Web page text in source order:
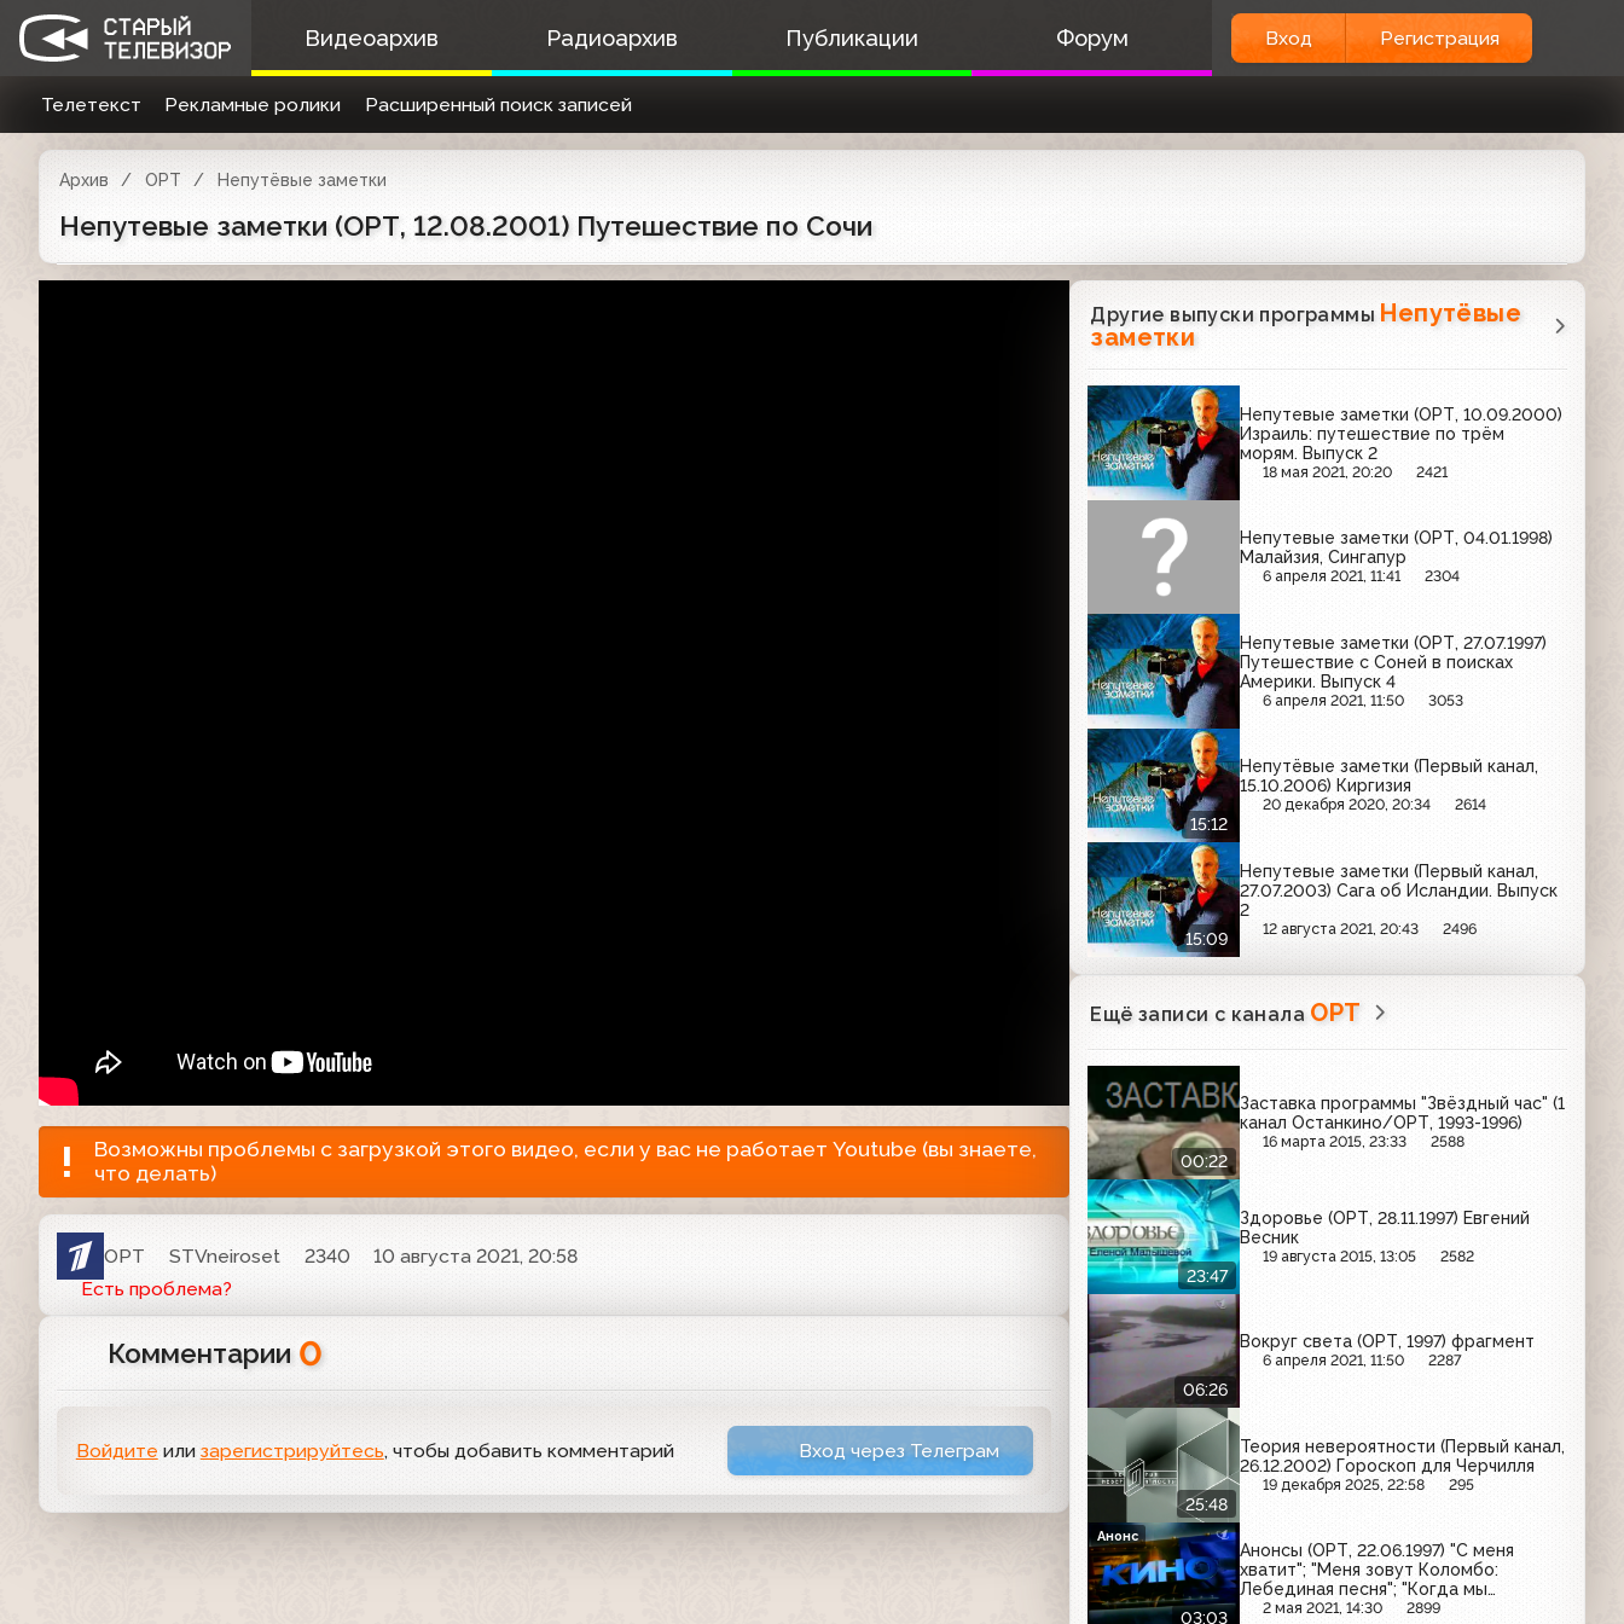
Видеоархив Радиоархив Публикации Форум Вход Регистрация
Телетекст Рекламные ролики Расширенный поиск записей
Архив ОРТ Непутёвые заметки
Непутевые заметки (ОРТ, 12.08.2001) Путешествие по Сочи
Возможны проблемы с загрузкой этого видео, если у вас не работает Youtube (вы знаете,
что делать)
ОРТ STVneiroset 2340
10 августа 2021, 20:58
Есть проблема?
Комментарии 0
Войдите или зарегистрируйтесь, чтобы добавить комментарий Вход через Телеграм
Другие выпуски программы Непутёвые
заметки
Непутевые заметки (ОРТ, 10.09.2000)
Израиль: путешествие по трём
морям. Выпуск 2
18 мая 2021, 20:20 2421
Непутевые заметки (ОРТ, 04.01.1998)
Малайзия, Сингапур
6 апреля 2021, 11:41 2304
Непутевые заметки (ОРТ, 27.07.1997)
Путешествие с Соней в поисках
Америки. Выпуск 4
6 апреля 2021, 11:50 3053
15:12
Непутёвые заметки (Первый канал,
15.10.2006) Киргизия
20 декабря 2020, 20:34 2614
15:09
Непутевые заметки (Первый канал,
27.07.2003) Сага об Исландии. Выпуск
2
12 августа 2021, 20:43 2496
Ещё записи с канала ОРТ
00:22
Заставка программы "Звёздный час" (1
канал Останкино/ОРТ, 1993-1996)
16 марта 2015, 23:33 2588
23:47
Здоровье (ОРТ, 28.11.1997) Евгений
Весник
19 августа 2015, 13:05 2582
06:26
Вокруг света (ОРТ, 1997) фрагмент
6 апреля 2021, 11:50 2287
25:48
Теория невероятности (Первый канал,
26.12.2002) Гороскоп для Черчилля
19 декабря 2025, 22:58 295
03:03
Анонсы (ОРТ, 22.06.1997) "С меня
хватит"; "Меня зовут Коломбо:
Лебединая песня"; "Когда мы
встретимся вновь"; "Воры в законе"
2 мая 2021, 14:30 2899
Анонс